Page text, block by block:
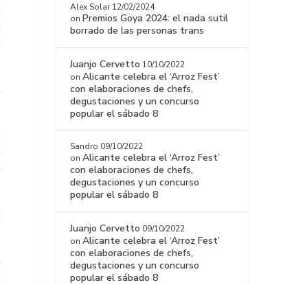
Alex Solar 12/02/2024
on Premios Goya 2024: el nada sutil
borrado de las personas trans
Juanjo Cervetto 10/10/2022
onAlicante celebra el ‘Arroz Fest’
con elaboraciones de chefs,
degustaciones y un concurso
popular el sábado 8
Sandro 09/10/2022
onAlicante celebra el ‘Arroz Fest’
con elaboraciones de chefs,
degustaciones y un concurso
popular el sábado 8
Juanjo Cervetto 09/10/2022
onAlicante celebra el ‘Arroz Fest’
con elaboraciones de chefs,
degustaciones y un concurso
popular el sábado 8